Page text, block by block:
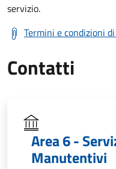
servizio.
Termini e condizioni
Contatti
Area 6 -
Manutentivi